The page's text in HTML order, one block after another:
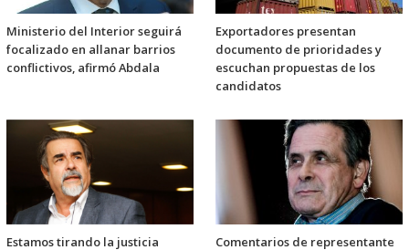
Ministerio del Interior seguirá
focalizado en allanar barrios
conflictivos, afirmó Abdala
Exportadores presentan
documento de prioridades y
escuchan propuestas de los
candidatos
Estamos tirando la justicia Comentarios de representante